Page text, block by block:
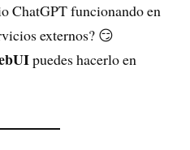
ChatGPT funcionando en
externos? 😏
puedes hacerlo en